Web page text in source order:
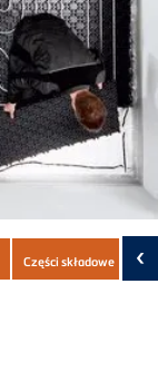
Części składowe Do
‹